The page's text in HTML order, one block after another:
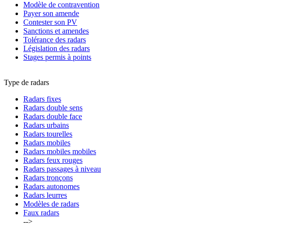
Modèle de contravention
Payer son amende
Contester son PV
Sanctions et amendes
Tolérance des radars
Législation des radars
Stages permis à points
Type de radars
Radars fixes
Radars double sens
Radars double face
Radars urbains
Radars tourelles
Radars mobiles
Radars mobiles mobiles
Radars feux rouges
Radars passages à niveau
Radars tronçons
Radars autonomes
Radars leurres
Modèles de radars
Faux radars
-->